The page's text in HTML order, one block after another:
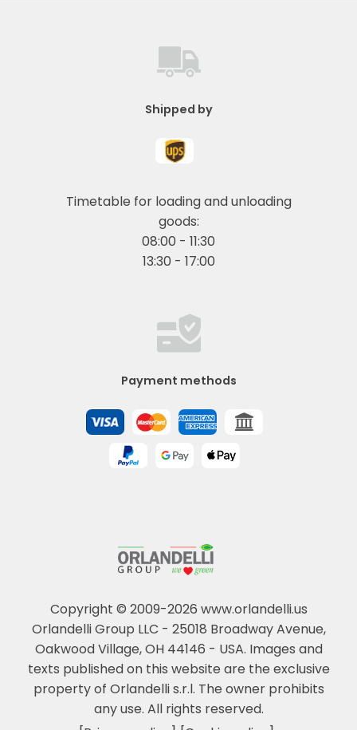
Copyright © 2009-2026 www.orlandelli.us
Orlandelli Group LLC - 25018 Broadway Avenue,
Oakwood Village, OH 44146 - USA. Images and
texts published on this website are the exclusive
property of Orlandelli s.r.l. The owner prohibits
any use. All rights reserved.
Shipped by
Timetable for loading and unloading
goods:
08:00 - 11:30
13:30 - 17:00
Payment methods